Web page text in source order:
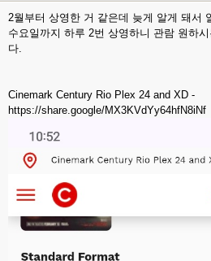
2월부터 상영한 거 같은데 늦게 알게 돼서
수요일까지 하루 2번 상영하니 관람 원하
다.
Cinemark Century Rio Plex 24 and XD -
https://share.google/MX3KVdYy64hfN8iNf